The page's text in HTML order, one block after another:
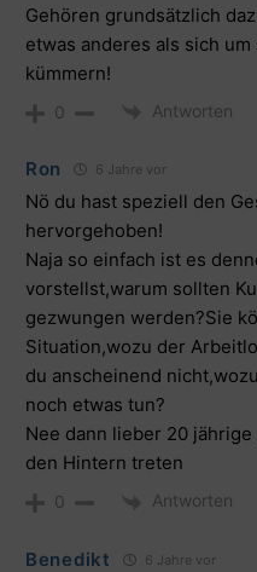
Gehören grundsätzlich
etwas anderes als sich
kümmern!
0 Antworten
Ron 6 Jahre vor
Nö du hast speziell den
hervorgehoben!
Naja so einfach ist es
vorstellst,warum sollten
gezwungen werden?Sie
Situation,wozu der
du anscheinend
noch etwas tun?
Nee dann lieber 20
den Hintern treten
0 Antworten
Benedikt 6 Jahre vor